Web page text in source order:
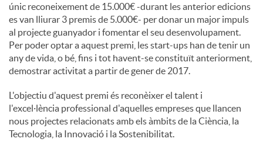
i
n
g
u
únic reconeixement de 15.000€ -durant les anterior edicions
es van lliurar 3 premis de 5.000€- per donar un major impuls
al projecte guanyador i fomentar el seu desenvolupament.
Per poder optar a aquest premi, les start-ups han de tenir un
any de vida, o bé, fins i tot havent-se constituït anteriorment,
demostrar activitat a partir de gener de 2017.
L'objectiu d'aquest premi és reconèixer el talent i
l'excel·lència professional d'aquelles empreses que llancen
nous projectes relacionats amb els àmbits de la Ciència, la
Tecnologia, la Innovació i la Sostenibilitat.